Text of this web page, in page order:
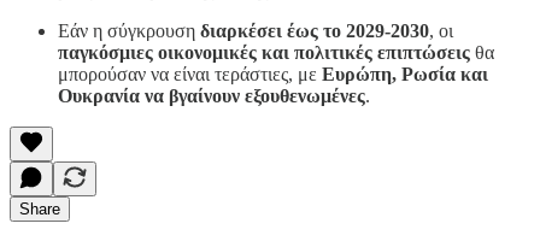
Εάν η σύγκρουση διαρκέσει έως το 2029-2030, οι
παγκόσμιες οικονομικές και πολιτικές επιπτώσεις θα
μπορούσαν να είναι τεράστιες, με Ευρώπη, Ρωσία και
Ουκρανία να βγαίνουν εξουθενωμένες.
Share